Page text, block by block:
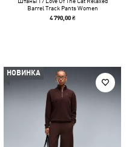
Barrel Track Pants Women
4 790,00 ₴
НОВИНКА